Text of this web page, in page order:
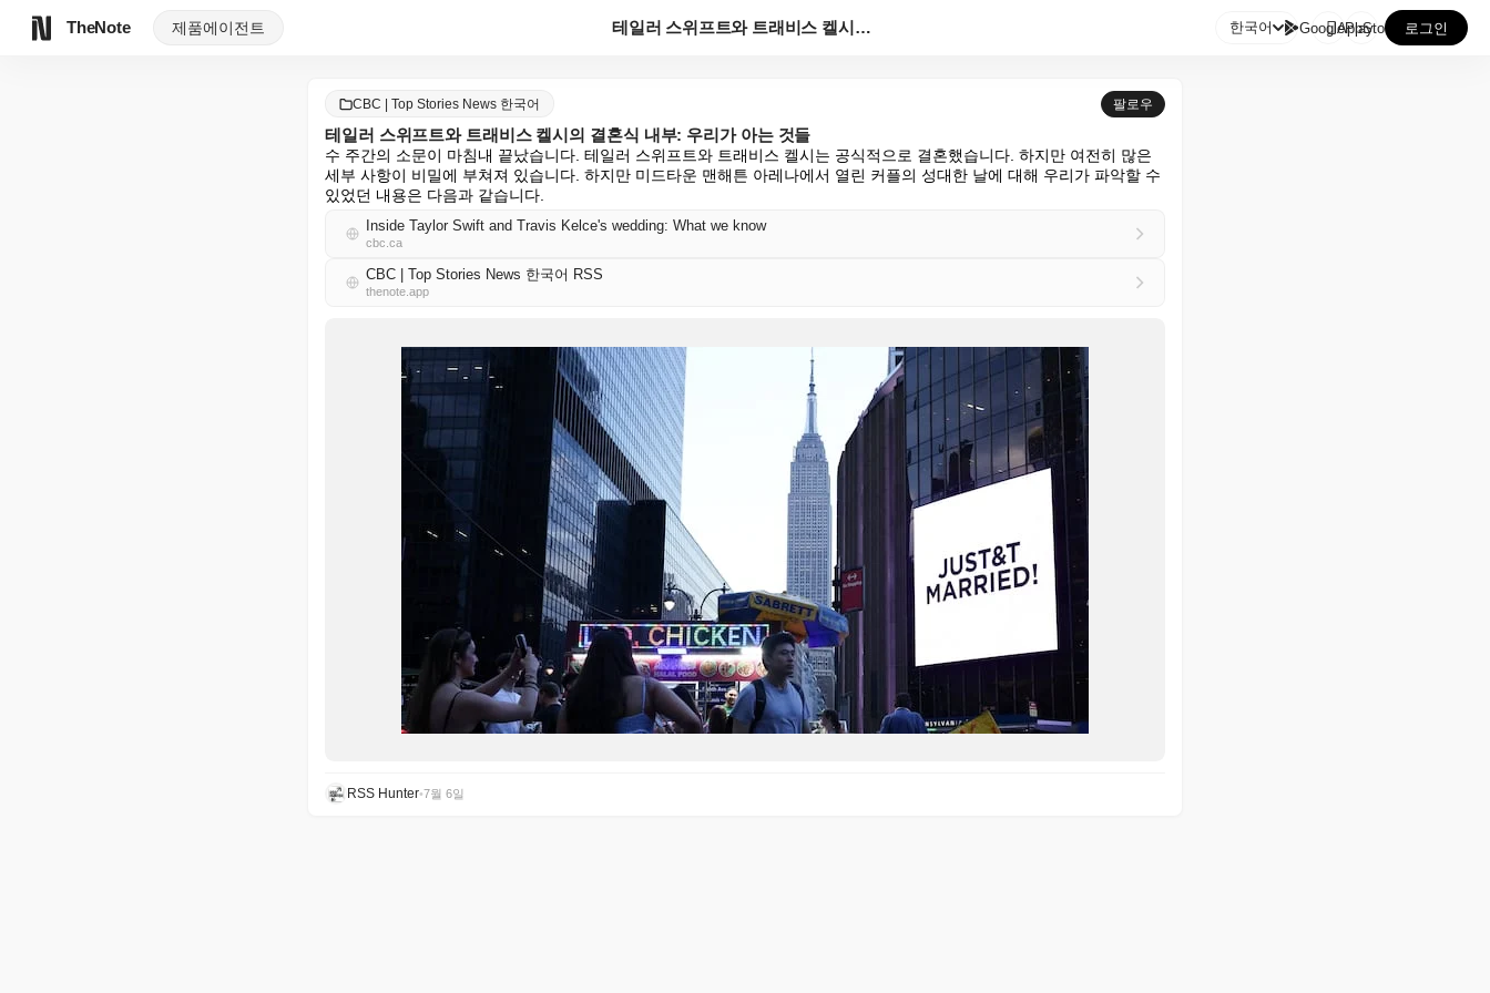
TheNote 제품에이전트 테일러 스위프트와 트래비스 켈시의 결혼식 내부: 우리가... 한국어 GooglePlay
AppStore 로그인
CBC | Top Stories News 한국어 팔로우
테일러 스위프트와 트래비스 켈시의 결혼식 내부: 우리가 아는 것들
수 주간의 소문이 마침내 끝났습니다. 테일러 스위프트와 트래비스 켈시는 공식적으로 결혼했습니다. 하지만 여전히 많은
세부 사항이 비밀에 부쳐져 있습니다. 하지만 미드타운 맨해튼 아레나에서 열린 커플의 성대한 날에 대해 우리가 파악할 수
있었던 내용은 다음과 같습니다.
Inside Taylor Swift and Travis Kelce's wedding: What we know
cbc.ca
CBC | Top Stories News 한국어 RSS
thenote.app
RSS Hunter•7월 6일